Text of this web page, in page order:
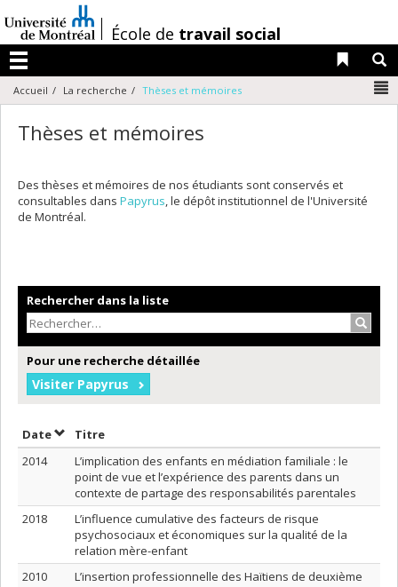
au
contenu
/École de travail social
Menu
Liens
Accueil La recherche Thèses et mémoires
Thèses et mémoires
Des thèses et mémoires de nos étudiants sont conservés et
consultables dans Papyrus, le dépôt institutionnel de l'Université
de Montréal.
Rechercher dans la liste
Pour une recherche détaillée
Visiter Papyrus
DateTrier par date en ordre croissant
Titre
2014
L’implication des enfants en médiation familiale : le
point de vue et l’expérience des parents dans un
contexte de partage des responsabilités parentales
2018
L’influence cumulative des facteurs de risque
psychosociaux et économiques sur la qualité de la
relation mère-enfant
2010
L’insertion professionnelle des Haïtiens de deuxième